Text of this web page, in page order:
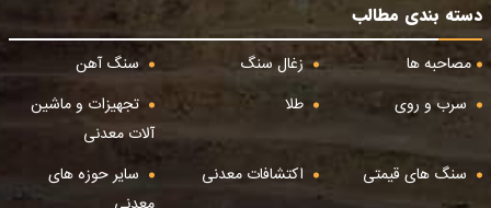
دسته بندی مطالب
مصاحبه ها
زغال سنگ
سنگ آهن
سرب و روی
طلا
تجهیزات و ماشین
آلات معدنی
سنگ های قیمتی
اکتشافات معدنی
سایر حوزه های